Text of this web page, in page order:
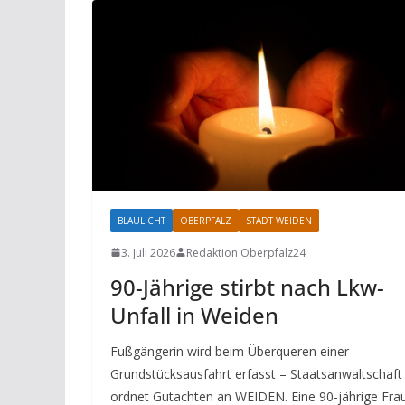
BLAULICHT OBERPFALZ STADT WEIDEN
3. Juli 2026 Redaktion Oberpfalz24
90-Jährige stirbt nach Lkw-
Unfall in Weiden
Fußgängerin wird beim Überqueren einer
Grundstücksausfahrt erfasst – Staatsanwaltschaft
ordnet Gutachten an WEIDEN. Eine 90-jährige